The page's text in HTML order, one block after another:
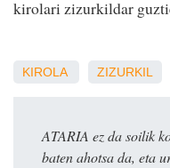
kirolari zizurkildar
KIROLA ZIZURKIL
ATARIA ez da soilik
baten ahotsa da, eta